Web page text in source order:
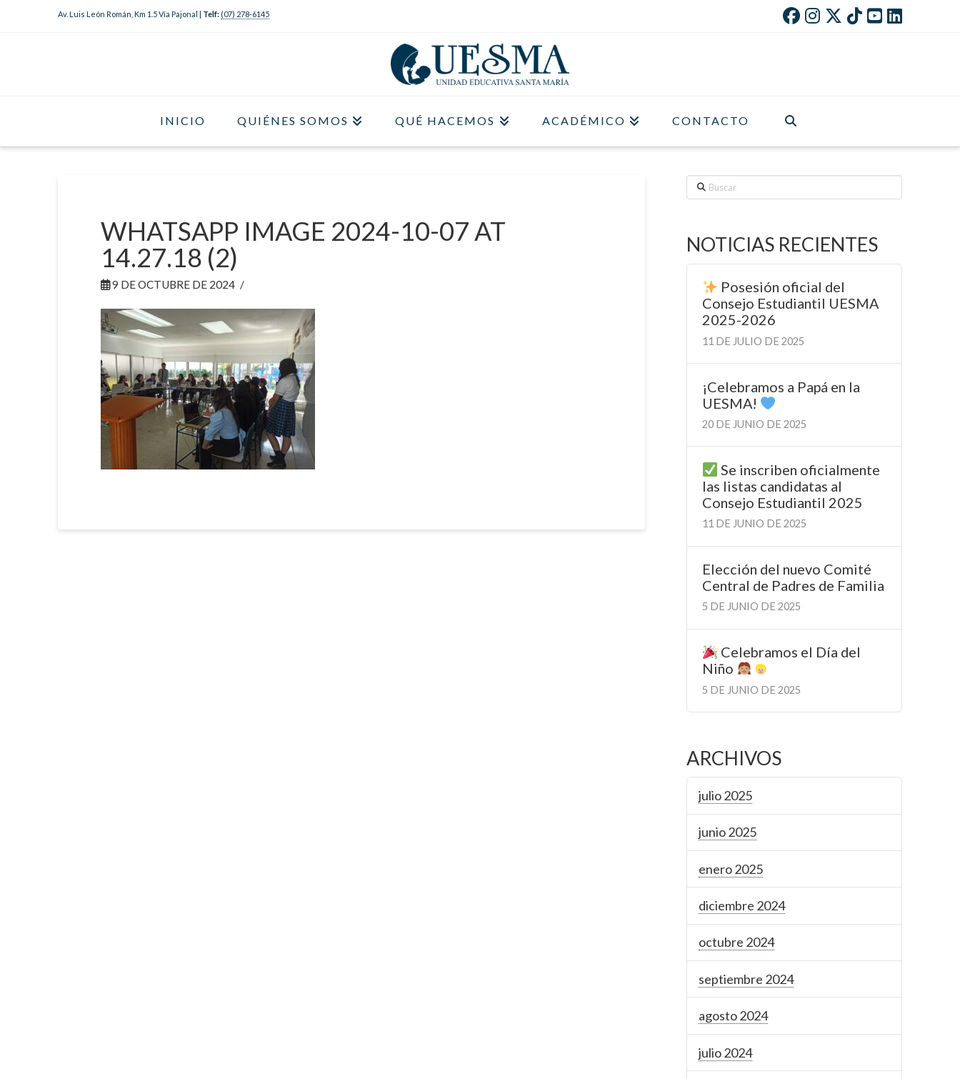
Av. Luis León Román, Km 1.5 Vía Pajonal | Telf: (07) 278-6145
INICIO QUIÉNES SOMOS QUÉ HACEMOS ACADÉMICO CONTACTO
WHATSAPP IMAGE 2024-10-07 AT
14.27.18 (2)
9 DE OCTUBRE DE 2024
Buscar
NOTICIAS RECIENTES
Posesión oficial del
Consejo Estudiantil UESMA
2025-2026
11 DE JULIO DE 2025
¡Celebramos a Papá en la
UESMA!
20 DE JUNIO DE 2025
Se inscriben oficialmente
las listas candidatas al
Consejo Estudiantil 2025
11 DE JUNIO DE 2025
Elección del nuevo Comité
Central de Padres de Familia
5 DE JUNIO DE 2025
Celebramos el Día del
Niño
5 DE JUNIO DE 2025
ARCHIVOS
julio 2025
junio 2025
enero 2025
diciembre 2024
octubre 2024
septiembre 2024
agosto 2024
julio 2024